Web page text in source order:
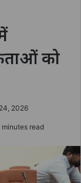
को
2026
minutes read